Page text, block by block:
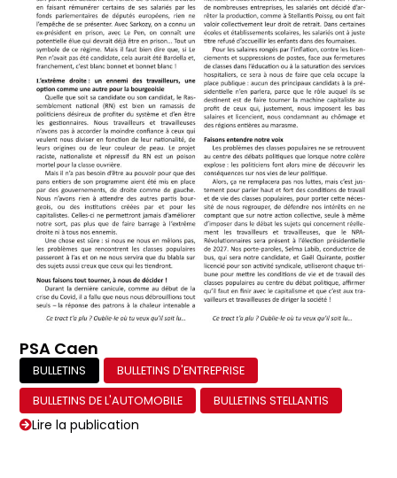
PSA Caen
BULLETINS
BULLETINS D'ENTREPRISE
BULLETINS DE L'AUTOMOBILE
BULLETINS STELLANTIS
Lire la publication